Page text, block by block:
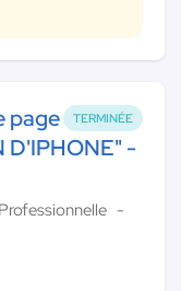
TERMINÉE
page
D'IPHONE" -